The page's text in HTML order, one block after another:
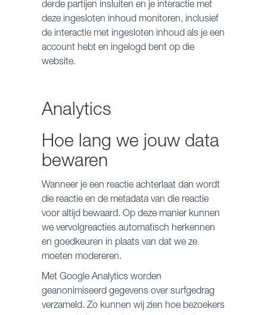
derde partijen insluiten en je interactie met
deze ingesloten inhoud monitoren, inclusief
de interactie met ingesloten inhoud als je een
account hebt en ingelogd bent op die
website.
Analytics
Hoe lang we jouw data
bewaren
Wanneer je een reactie achterlaat dan wordt
die reactie en de metadata van die reactie
voor altijd bewaard. Op deze manier kunnen
we vervolgreacties automatisch herkennen
en goedkeuren in plaats van dat we ze
moeten modereren.
Met Google Analytics worden
geanonimiseerd gegevens over surfgedrag
verzameld. Zo kunnen wij zien hoe bezoekers